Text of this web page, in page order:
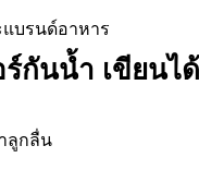
บรนด์อาหาร
ร์กันน้ำ เขียนได้
ลูกลื่น